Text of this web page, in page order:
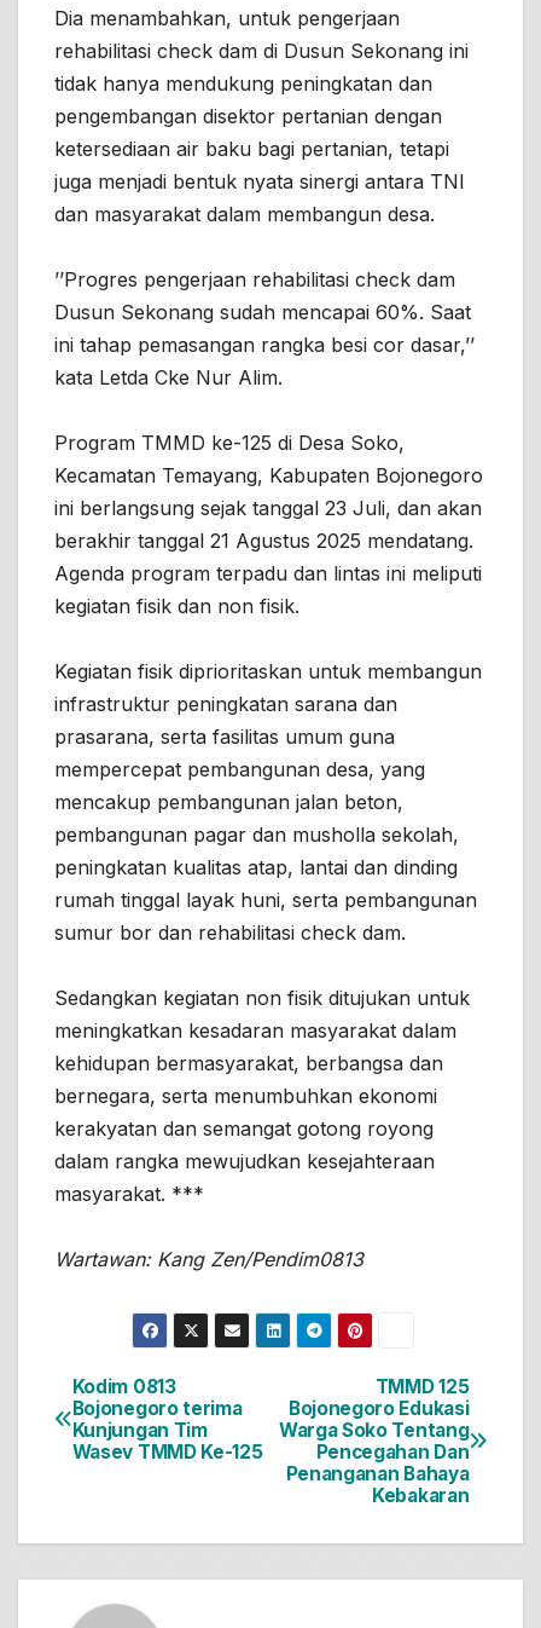
Dia menambahkan, untuk pengerjaan
rehabilitasi check dam di Dusun Sekonang ini
tidak hanya mendukung peningkatan dan
pengembangan disektor pertanian dengan
ketersediaan air baku bagi pertanian, tetapi
juga menjadi bentuk nyata sinergi antara TNI
dan masyarakat dalam membangun desa.
’’Progres pengerjaan rehabilitasi check dam
Dusun Sekonang sudah mencapai 60%. Saat
ini tahap pemasangan rangka besi cor dasar,’’
kata Letda Cke Nur Alim.
Program TMMD ke-125 di Desa Soko,
Kecamatan Temayang, Kabupaten Bojonegoro
ini berlangsung sejak tanggal 23 Juli, dan akan
berakhir tanggal 21 Agustus 2025 mendatang.
Agenda program terpadu dan lintas ini meliputi
kegiatan fisik dan non fisik.
Kegiatan fisik diprioritaskan untuk membangun
infrastruktur peningkatan sarana dan
prasarana, serta fasilitas umum guna
mempercepat pembangunan desa, yang
mencakup pembangunan jalan beton,
pembangunan pagar dan musholla sekolah,
peningkatan kualitas atap, lantai dan dinding
rumah tinggal layak huni, serta pembangunan
sumur bor dan rehabilitasi check dam.
Sedangkan kegiatan non fisik ditujukan untuk
meningkatkan kesadaran masyarakat dalam
kehidupan bermasyarakat, berbangsa dan
bernegara, serta menumbuhkan ekonomi
kerakyatan dan semangat gotong royong
dalam rangka mewujudkan kesejahteraan
masyarakat. ***
Wartawan: Kang Zen/Pendim0813
Navigasi
pos
TMMD 125
Bojonegoro Edukasi
Warga Soko Tentang
Pencegahan Dan
Penanganan Bahaya
Kebakaran
Kodim 0813
Bojonegoro terima
Kunjungan Tim
Wasev TMMD Ke-125